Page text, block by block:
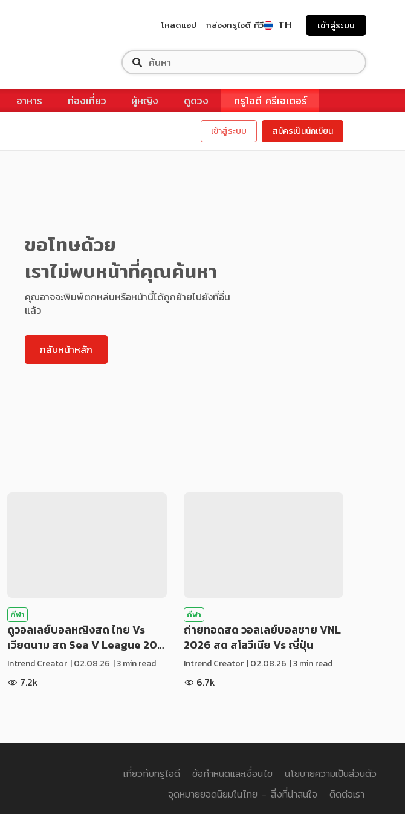
โหลดแอป กล่องทรูไอดี ทีวี TH เข้าสู่ระบบ
อาหาร ท่องเที่ยว ผู้หญิง ดูดวง ทรูไอดี ครีเอเตอร์
เข้าสู่ระบบ สมัครเป็นนักเขียน
ขอโทษด้วย
เราไม่พบหน้าที่คุณค้นหา
คุณอาจจะพิมพ์ตกหล่นหรือหน้านี้ได้ถูกย้ายไปยังที่อื่น
แล้ว
กลับหน้าหลัก
กีฬา
ดูวอลเลย์บอลหญิงสด ไทย Vs
เวียดนาม สด Sea V League 20…
Intrend Creator |02.08.26 | 3 min read
7.2k
กีฬา
ถ่ายทอดสด วอลเลย์บอลชาย VNL
2026 สด สโลวีเนีย Vs ญี่ปุ่น
Intrend Creator |02.08.26 | 3 min read
6.7k
เกี่ยวกับทรูไอดี ข้อกำหนดและเงื่อนไข
นโยบายความเป็นส่วนตัว
จุดหมายยอดนิยมในไทย - สิ่งที่น่าสนใจ
ติดต่อเรา